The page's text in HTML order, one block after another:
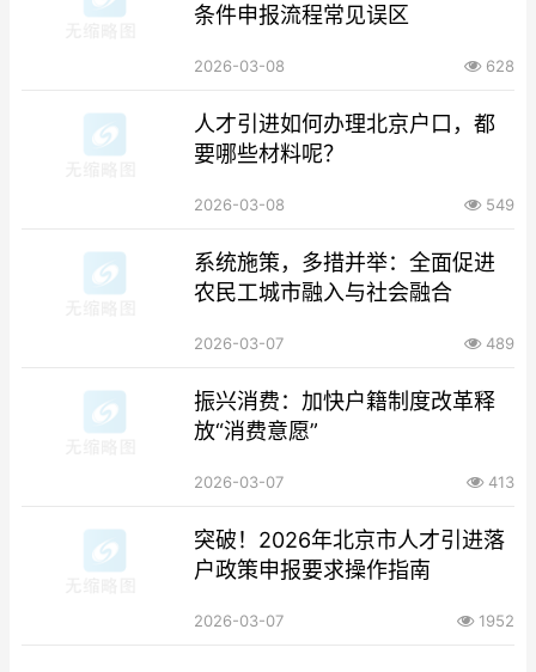
条件申报流程常见误区
2026-03-08 628
人才引进如何办理北京户口，都
要哪些材料呢？
2026-03-08 549
系统施策，多措并举：全面促进
农民工城市融入与社会融合
2026-03-07 489
振兴消费：加快户籍制度改革释
放“消费意愿”
2026-03-07 413
突破！2026年北京市人才引进落
户政策申报要求操作指南
2026-03-07 1952